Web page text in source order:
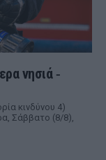
νησιά ‑
κινδύνου 4)
Σάββατο (8/8),